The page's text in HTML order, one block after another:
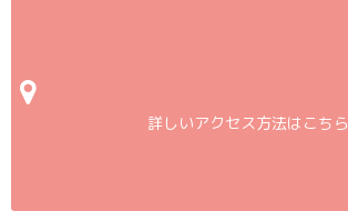
詳しいアクセス方法はこちら